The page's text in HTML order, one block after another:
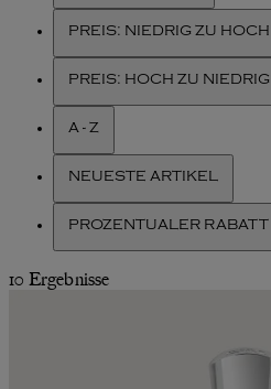
PREIS: NIEDRIG ZU HOCH
PREIS: HOCH ZU NIEDRIG
A - Z
NEUESTE ARTIKEL
PROZENTUALER RABATT
10 Ergebnisse